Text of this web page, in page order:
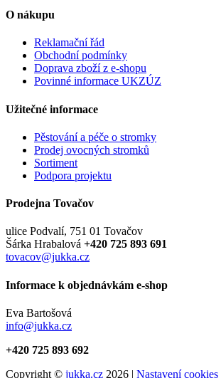
O nákupu
Reklamační řád
Obchodní podmínky
Doprava zboží z e-shopu
Povinné informace UKZÚZ
Užitečné informace
Pěstování a péče o stromky
Prodej ovocných stromků
Sortiment
Podpora projektu
Prodejna Tovačov
ulice Podvalí, 751 01 Tovačov
Šárka Hrabalová +420 725 893 691
tovacov@jukka.cz
Informace k objednávkám e-shop
Eva Bartošová
info@jukka.cz
+420 725 893 692
Copyright © jukka.cz 2026 | Nastavení cookies